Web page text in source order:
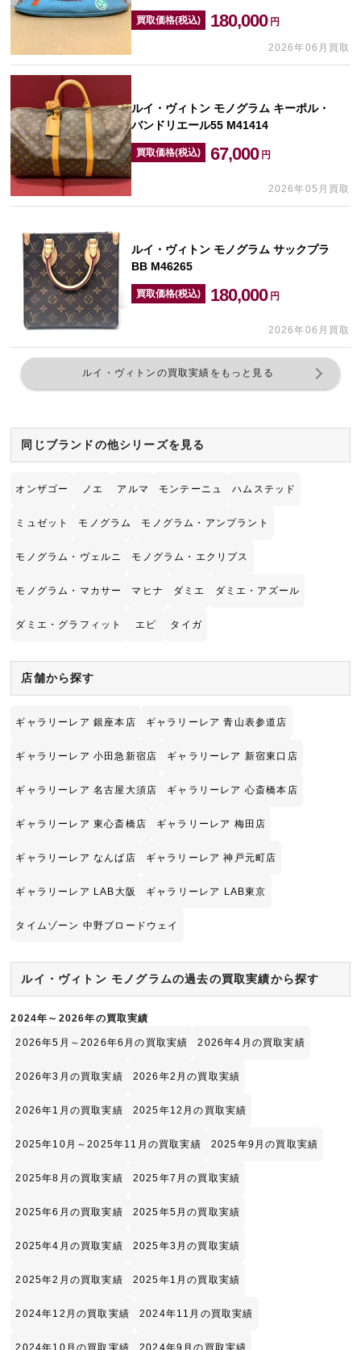
買取価格(税込) 180,000 円
2026年06月買取
ルイ・ヴィトン モノグラム キーポル・
バンドリエール55 M41414
買取価格(税込) 67,000 円
2026年05月買取
ルイ・ヴィトン モノグラム サックプラ
BB M46265
買取価格(税込) 180,000 円
2026年06月買取
ルイ・ヴィトンの買取実績をもっと見る
同じブランドの他シリーズを見る
オンザゴー ノエ アルマ モンテーニュ ハムステッド
ミュゼット モノグラム モノグラム・アンプラント
モノグラム・ヴェルニ モノグラム・エクリプス
モノグラム・マカサー マヒナ ダミエ ダミエ・アズール
ダミエ・グラフィット エピ タイガ
店舗から探す
ギャラリーレア 銀座本店 ギャラリーレア 青山表参道店
ギャラリーレア 小田急新宿店 ギャラリーレア 新宿東口店
ギャラリーレア 名古屋大須店 ギャラリーレア 心斎橋本店
ギャラリーレア 東心斎橋店 ギャラリーレア 梅田店
ギャラリーレア なんば店 ギャラリーレア 神戸元町店
ギャラリーレア LAB大阪 ギャラリーレア LAB東京
タイムゾーン 中野ブロードウェイ
ルイ・ヴィトン モノグラムの過去の買取実績から探す
2024年～2026年の買取実績
2026年5月～2026年6月の買取実績 2026年4月の買取実績
2026年3月の買取実績 2026年2月の買取実績
2026年1月の買取実績 2025年12月の買取実績
2025年10月～2025年11月の買取実績 2025年9月の買取実績
2025年8月の買取実績 2025年7月の買取実績
2025年6月の買取実績 2025年5月の買取実績
2025年4月の買取実績 2025年3月の買取実績
2025年2月の買取実績 2025年1月の買取実績
2024年12月の買取実績 2024年11月の買取実績